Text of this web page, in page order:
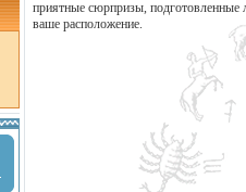
приятные сюрпризы, подготовленные
ваше расположение.